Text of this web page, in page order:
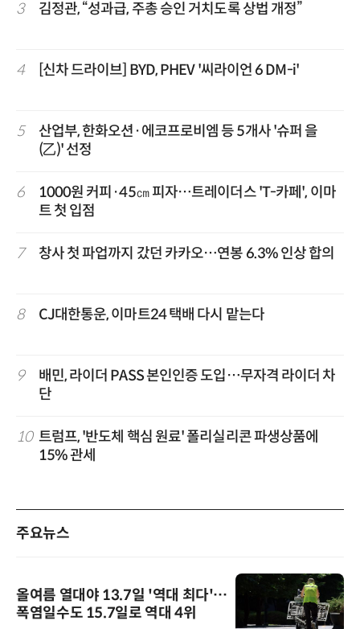
3 김정관, “성과급, 주총 승인 거치도록 상법 개정”
4 [신차 드라이브] BYD, PHEV '씨라이언 6 DM-i'
5
산업부, 한화오션·에코프로비엠 등 5개사 '슈퍼 을
(乙)' 선정
6
1000원 커피·45㎝ 피자…트레이더스 'T-카페', 이마
트 첫 입점
7 창사 첫 파업까지 갔던 카카오…연봉 6.3% 인상 합의
8 CJ대한통운, 이마트24 택배 다시 맡는다
9
배민, 라이더 PASS 본인인증 도입…무자격 라이더 차
단
10 트럼프, '반도체 핵심 원료' 폴리실리콘 파생상품에
15% 관세
주요뉴스
올여름 열대야 13.7일 '역대 최다'…
폭염일수도 15.7일로 역대 4위